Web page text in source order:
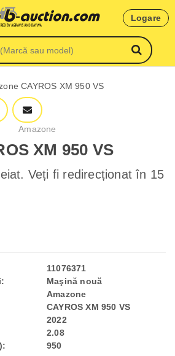
Logare
Amazone
XM 950 VS
Veți fi redirecționat în 15
11076371
Maşină nouă
Amazone
CAYROS XM 950 VS
2022
2.08
950